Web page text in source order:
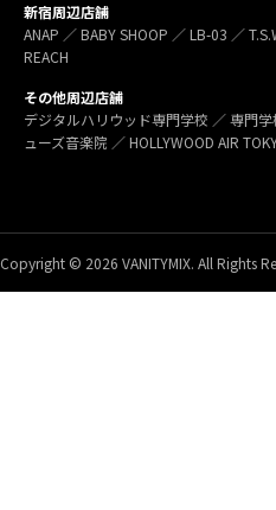
新宿周辺店舗
ANAP ／ BABY SHOOP ／ LB-03 ／
REACH
その他周辺店舗
デジタルハリウッド専門学校 ／ 専門
ューズ音楽院 ／ HOLLYWOOD AIR
Copyright © 2026 VANITYMIX. All Rights